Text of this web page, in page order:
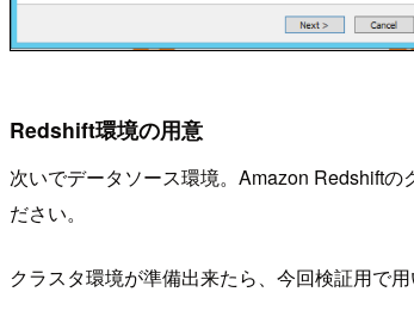
Redshift環境の用意
次いでデータソース環境。Amazon Redshift
ださい。
クラスタ環境が準備出来たら、今回検証用で